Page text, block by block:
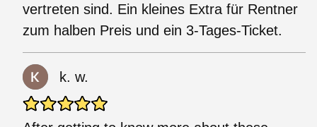
vertreten sind. Ein kleines Extra für Rentner
zum halben Preis und ein 3-Tages-Ticket.
k. w.